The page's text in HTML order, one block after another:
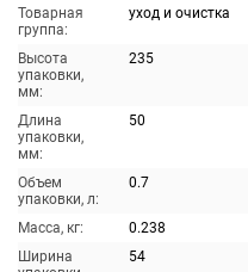
Товарная
группа:
уход и очистка
Высота
упаковки,
мм:
235
Длина
упаковки,
мм:
50
Объем
упаковки, л:
0.7
Масса, кг:
0.238
Ширина
54